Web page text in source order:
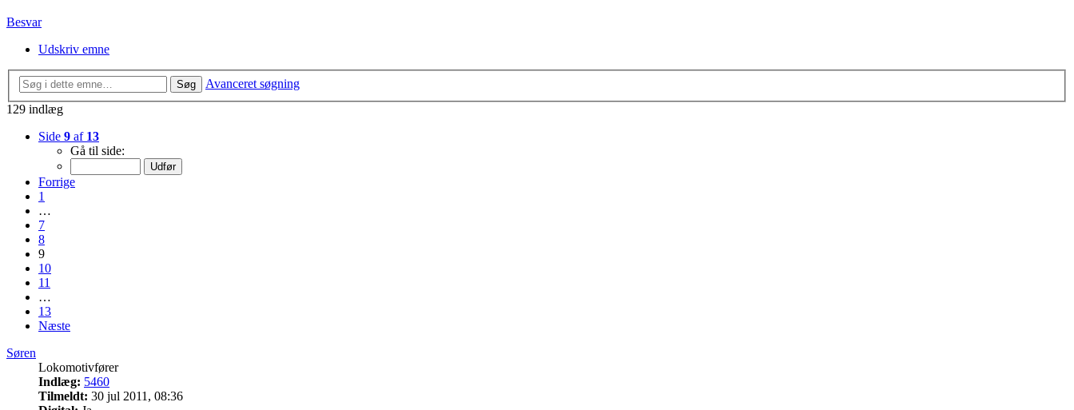
Besvar
Udskriv emne
Søg
Avanceret søgning
129 indlæg
Side 9 af 13
Gå til side:
Forrige
1
…
7
8
9
10
11
…
13
Næste
Søren
Lokomotivfører
Indlæg: 5460
Tilmeldt: 30 jul 2011, 08:36